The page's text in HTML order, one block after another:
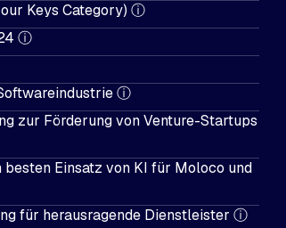
Keys Category) ⓘ
ⓘ
ⓘ
zur Förderung von Venture-Startups
Einsatz von KI für Moloco und
für herausragende Dienstleister ⓘ